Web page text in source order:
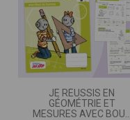
JE RÉUSSIS EN
GÉOMÉTRIE ET
MESURES AVEC BOUT